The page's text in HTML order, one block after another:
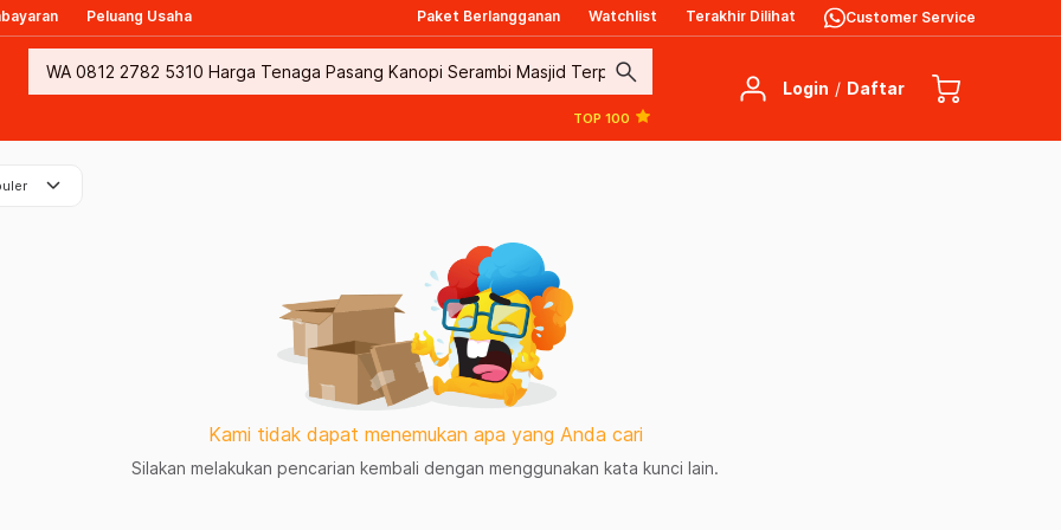
Peluang Usaha Paket Berlangganan Watchlist Terakhir Dilihat Customer Service
search
TOP 100
Login / Daftar
keyboard_arrow_down
Kami tidak dapat menemukan apa yang Anda cari
Silakan melakukan pencarian kembali dengan menggunakan kata kunci lain.